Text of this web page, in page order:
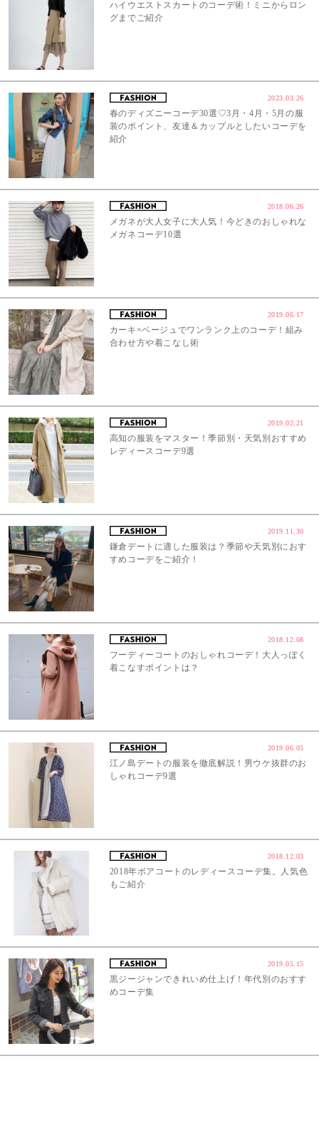
ハイウエストスカートのコーデ術！ミニからロン
グまでご紹介
2023.03.26
春のディズニーコーデ30選♡3月・4月・5月の服
装のポイント、友達＆カップルとしたいコーデを
紹介
2018.06.26
メガネが大人女子に大人気！今どきのおしゃれな
メガネコーデ10選
2019.06.17
カーキ×ベージュでワンランク上のコーデ！組み
合わせ方や着こなし術
2019.02.21
高知の服装をマスター！季節別・天気別おすすめ
レディースコーデ9選
2019.11.30
鎌倉デートに適した服装は？季節や天気別におす
すめコーデをご紹介！
2018.12.08
フーディーコートのおしゃれコーデ！大人っぽく
着こなすポイントは？
2019.06.05
江ノ島デートの服装を徹底解説！男ウケ抜群のお
しゃれコーデ9選
2018.12.03
2018年ボアコートのレディースコーデ集。人気色
もご紹介
2019.05.15
黒ジージャンできれいめ仕上げ！年代別のおすす
めコーデ集